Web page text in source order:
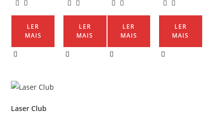
LER
MAIS
LER
MAIS
LER
MAIS
LER
MAIS
Laser Club